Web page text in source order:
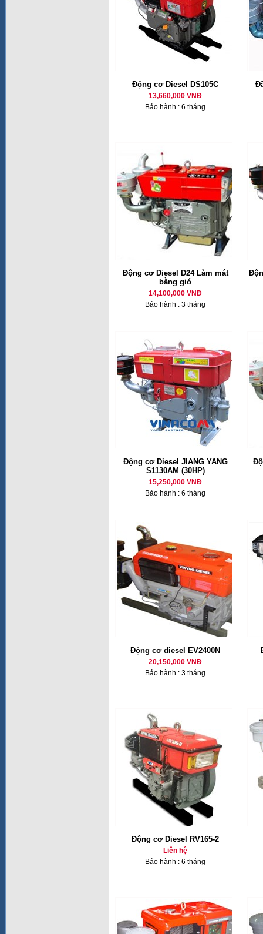
Động cơ Diesel DS105C
13,660,000 VNĐ
Bảo hành : 6 tháng
Động cơ Diesel D24 Làm mát
bằng gió
14,100,000 VNĐ
Bảo hành : 3 tháng
Động cơ Diesel JIANG YANG
S1130AM (30HP)
15,250,000 VNĐ
Bảo hành : 6 tháng
Động cơ diesel EV2400N
20,150,000 VNĐ
Bảo hành : 3 tháng
Động cơ Diesel RV165-2
Liên hệ
Bảo hành : 6 tháng